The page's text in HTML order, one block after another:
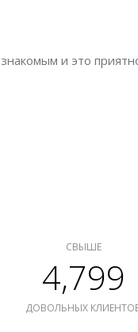
и это
СВЫШЕ
4,799
ДОВОЛЬНЫХ